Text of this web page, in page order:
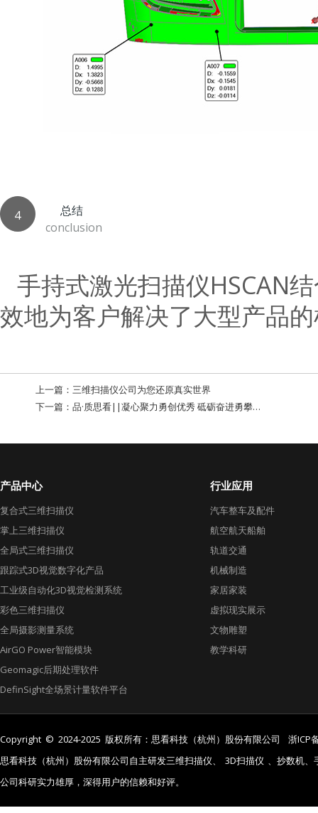
4
总结
conclusion
手持式激光扫描仪HSCAN
效地为客户解决了大型产品
上一篇： 三维扫描仪公司为您还原真实世界
下一篇： 品·质思看||凝心聚力勇创优秀 砥砺奋进勇攀高峰——记夏日武义行
产品中心
复合式三维扫描仪
掌上三维扫描仪
全局式三维扫描仪
跟踪式3D视觉数字化产品
工业级自动化3D视觉检测系统
彩色三维扫描仪
全局摄影测量系统
AirGO Power智能模块
Geomagic后期处理软件
DefinSight全场景计量软件平台
行业应用
汽车整车及配件
航空航天船舶
轨道交通
机械制造
家居家装
虚拟现实展示
文物雕塑
教学科研
Copyright © 2024-2025 版权所有：思看科技（杭州）股份有限公司
浙ICP
思看科技（杭州）股份有限公司自主研发三维扫描仪、
3D扫描仪 、抄数机、
公司科研实力雄厚，深得用户的信赖和好评。